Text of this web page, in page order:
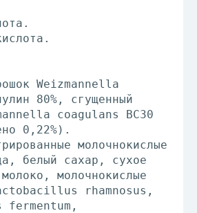
Weizmannella
80%, сгущенный
coagulans BC30
0,22%).
молочнокислые
белый сахар, сухое
молочнокислые
rhamnosus,